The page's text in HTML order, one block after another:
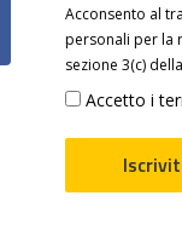
Acconsento al
personali per la
sezione 3(c) della
Accetto i